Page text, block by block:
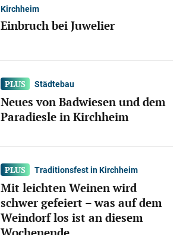
Kirchheim
Einbruch bei Juwelier
Städtebau
Neues von Badwiesen und dem
Paradiesle in Kirchheim
Traditionsfest in Kirchheim
Mit leichten Weinen wird
schwer gefeiert – was auf dem
Weindorf los ist an diesem